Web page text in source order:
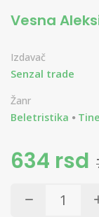
Vesna
Izdavač
Senzal trade
Žanr
Beletristika
634 rsd